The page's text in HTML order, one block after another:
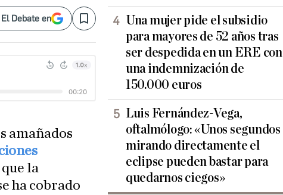
Debate en Save
amañados
la
ha cobrado
Una mujer pide el subsidio
para mayores de 52 años tras
ser despedida en un ERE con
una indemnización de
150.000 euros
Luis Fernández-Vega,
oftalmólogo: «Unos segundos
mirando directamente el
eclipse pueden bastar para
quedarnos ciegos»